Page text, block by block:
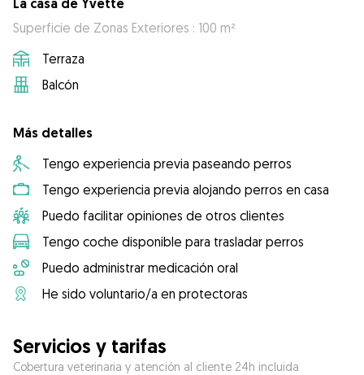
La casa de Yvette
Superficie de Zonas Exteriores : 100 m²
Terraza
Balcón
Más detalles
Tengo experiencia previa paseando perros
Tengo experiencia previa alojando perros en casa
Puedo facilitar opiniones de otros clientes
Tengo coche disponible para trasladar perros
Puedo administrar medicación oral
He sido voluntario/a en protectoras
Servicios y tarifas
Cobertura veterinaria y atención al cliente 24h incluida